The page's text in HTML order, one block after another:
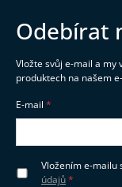
Odebírat
Vložte svůj e-mail a my
produktech na našem
E-mail
Vložením e-mailu
údajů